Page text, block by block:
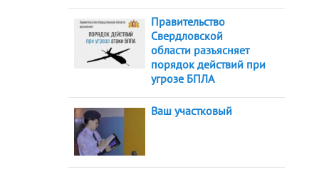
Правительство
Свердловской
области разъясняет
порядок действий при
угрозе БПЛА
Ваш участковый